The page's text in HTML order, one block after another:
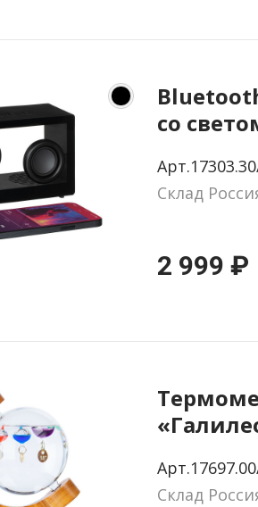
со
Склад
2 999 ₽
корпусе
Склад